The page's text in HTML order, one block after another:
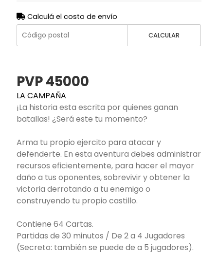
Calculá el costo de envío
CALCULAR
PVP 45000
LA CAMPAÑA
¡La historia esta escrita por quienes ganan
batallas! ¿Será este tu momento?
Arma tu propio ejercito para atacar y
defenderte. En esta aventura debes administrar
recursos eficientemente, para hacer el mayor
daño a tus oponentes, sobrevivir y obtener la
victoria derrotando a tu enemigo o
construyendo tu propio castillo.
Contiene 64 Cartas.
Partidas de 30 minutos / De 2 a 4 Jugadores
(Secreto: también se puede de a 5 jugadores).